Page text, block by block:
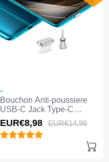
Bouchon Anti-poussiere
USB-C Jack Type-C
Universel H03 Argent
EUR€8,98 EUR€14,98